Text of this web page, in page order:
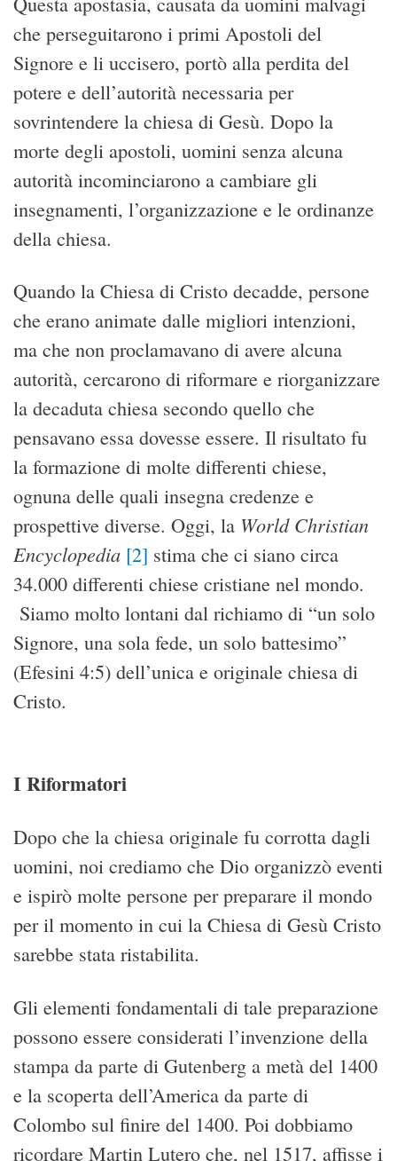
che perseguitarono i primi Apostoli del
Signore e li uccisero, portò alla perdita del
potere e dell’autorità necessaria per
sovrintendere la chiesa di Gesù. Dopo la
morte degli apostoli, uomini senza alcuna
autorità incominciarono a cambiare gli
insegnamenti, l’organizzazione e le ordinanze
della chiesa.
Quando la Chiesa di Cristo decadde, persone
che erano animate dalle migliori intenzioni,
ma che non proclamavano di avere alcuna
autorità, cercarono di riformare e riorganizzare
la decaduta chiesa secondo quello che
pensavano essa dovesse essere. Il risultato fu
la formazione di molte differenti chiese,
ognuna delle quali insegna credenze e
prospettive diverse. Oggi, la World Christian
Encyclopedia [2] stima che ci siano circa
34.000 differenti chiese cristiane nel mondo.
Siamo molto lontani dal richiamo di “un solo
Signore, una sola fede, un solo battesimo”
(Efesini 4:5) dell’unica e originale chiesa di
Cristo.
I Riformatori
Dopo che la chiesa originale fu corrotta dagli
uomini, noi crediamo che Dio organizzò eventi
e ispirò molte persone per preparare il mondo
per il momento in cui la Chiesa di Gesù Cristo
sarebbe stata ristabilita.
Gli elementi fondamentali di tale preparazione
possono essere considerati l’invenzione della
stampa da parte di Gutenberg a metà del 1400
e la scoperta dell’America da parte di
Colombo sul finire del 1400. Poi dobbiamo
ricordare Martin Lutero che, nel 1517, affisse i